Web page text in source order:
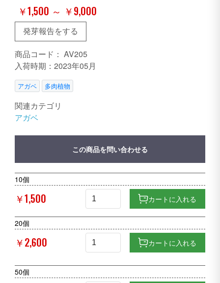
￥1,500 ～ ￥9,000
発芽報告をする
商品コード： AV205
入荷時期：2023年05月
アガベ 多肉植物
関連カテゴリ
アガベ
この商品を問い合わせる
10個
￥1,500 カートに入れる
20個
￥2,600 カートに入れる
50個